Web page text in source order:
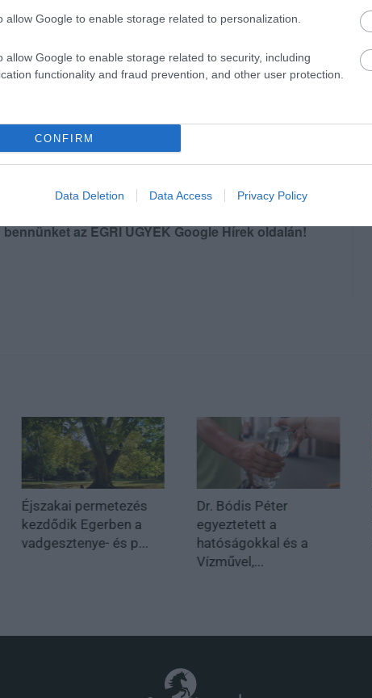
allow Google to enable storage related to personalization.
allow Google to enable storage related to security, including
functionality and fraud prevention, and other user protection.
CONFIRM
Data Deletion Data Access Privacy Policy
egyébként Eger neve márványba
hozzá a polgármester.
az EGRI ÜGYEK Google Hírek oldalán!
Éjszakai permetezés
kezdődik Egerben a
vadgesztenye- és p...
Dr. Bódis Péter
egyeztetett a
hatóságokkal és a
Vízművel,...